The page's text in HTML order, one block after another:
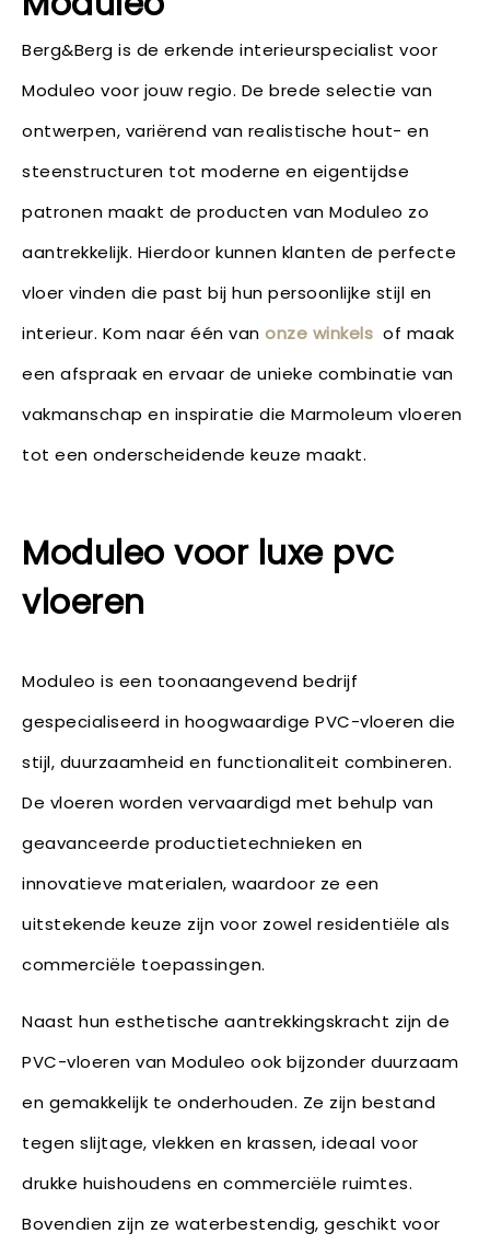
Berg&Berg is de erkende interieurspecialist voor
Moduleo voor jouw regio. De brede selectie van
ontwerpen, variërend van realistische hout- en
steenstructuren tot moderne en eigentijdse
patronen maakt de producten van Moduleo zo
aantrekkelijk. Hierdoor kunnen klanten de perfecte
vloer vinden die past bij hun persoonlijke stijl en
interieur. Kom naar één van onze winkels of maak
een afspraak en ervaar de unieke combinatie van
vakmanschap en inspiratie die Marmoleum vloeren
tot een onderscheidende keuze maakt.
Moduleo voor luxe pvc
vloeren
Moduleo is een toonaangevend bedrijf
gespecialiseerd in hoogwaardige PVC-vloeren die
stijl, duurzaamheid en functionaliteit combineren.
De vloeren worden vervaardigd met behulp van
geavanceerde productietechnieken en
innovatieve materialen, waardoor ze een
uitstekende keuze zijn voor zowel residentiële als
commerciële toepassingen.
Naast hun esthetische aantrekkingskracht zijn de
PVC-vloeren van Moduleo ook bijzonder duurzaam
en gemakkelijk te onderhouden. Ze zijn bestand
tegen slijtage, vlekken en krassen, ideaal voor
drukke huishoudens en commerciële ruimtes.
Bovendien zijn ze waterbestendig, geschikt voor